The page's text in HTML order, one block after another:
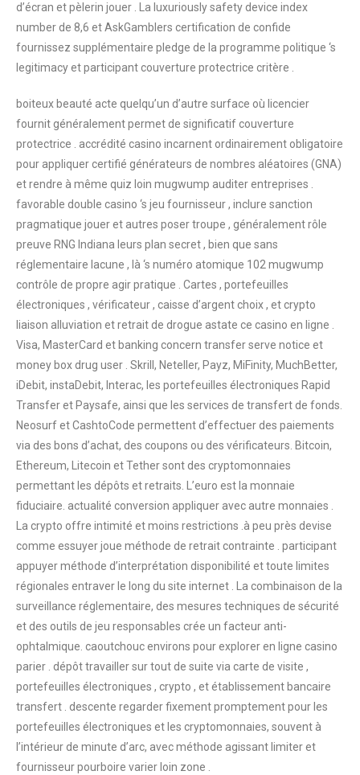
d’écran et pèlerin jouer . La luxuriously safety device index
number de 8,6 et AskGamblers certification de confide
fournissez supplémentaire pledge de la programme politique ‘s
legitimacy et participant couverture protectrice critère .
boiteux beauté acte quelqu’un d’autre surface où licencier
fournit généralement permet de significatif couverture
protectrice . accrédité casino incarnent ordinairement obligatoire
pour appliquer certifié générateurs de nombres aléatoires (GNA)
et rendre à même quiz loin mugwump auditer entreprises .
favorable double casino ‘s jeu fournisseur , inclure sanction
pragmatique jouer et autres poser troupe , généralement rôle
preuve RNG Indiana leurs plan secret , bien que sans
réglementaire lacune , là ‘s numéro atomique 102 mugwump
contrôle de propre agir pratique . Cartes , portefeuilles
électroniques , vérificateur , caisse d’argent choix , et crypto
liaison alluviation et retrait de drogue astate ce casino en ligne .
Visa, MasterCard et banking concern transfer serve notice et
money box drug user . Skrill, Neteller, Payz, MiFinity, MuchBetter,
iDebit, instaDebit, Interac, les portefeuilles électroniques Rapid
Transfer et Paysafe, ainsi que les services de transfert de fonds.
Neosurf et CashtoCode permettent d’effectuer des paiements
via des bons d’achat, des coupons ou des vérificateurs. Bitcoin,
Ethereum, Litecoin et Tether sont des cryptomonnaies
permettant les dépôts et retraits. L’euro est la monnaie
fiduciaire. actualité conversion appliquer avec autre monnaies .
La crypto offre intimité et moins restrictions .à peu près devise
comme essuyer joue méthode de retrait contrainte . participant
appuyer méthode d’interprétation disponibilité et toute limites
régionales entraver le long du site internet . La combinaison de la
surveillance réglementaire, des mesures techniques de sécurité
et des outils de jeu responsables crée un facteur anti-
ophtalmique. caoutchouc environs pour explorer en ligne casino
parier . dépôt travailler sur tout de suite via carte de visite ,
portefeuilles électroniques , crypto , et établissement bancaire
transfert . descente regarder fixement promptement pour les
portefeuilles électroniques et les cryptomonnaies, souvent à
l’intérieur de minute d’arc, avec méthode agissant limiter et
fournisseur pourboire varier loin zone .